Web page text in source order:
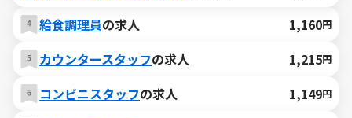
給食調理員の求人 1,160円
カウンタースタッフの求人 1,215円
コンビニスタッフの求人 1,149円